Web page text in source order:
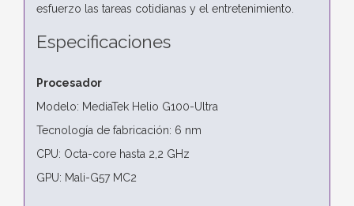
esfuerzo las tareas cotidianas y el entretenimiento.
Especificaciones
Procesador
Modelo: MediaTek Helio G100-Ultra
Tecnología de fabricación: 6 nm
CPU: Octa-core hasta 2,2 GHz
GPU: Mali-G57 MC2